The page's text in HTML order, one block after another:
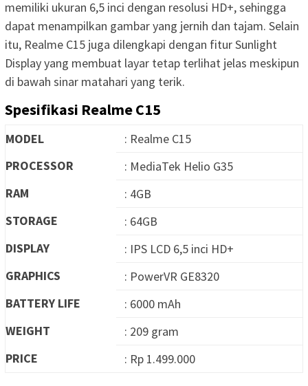
memiliki ukuran 6,5 inci dengan resolusi HD+, sehingga
dapat menampilkan gambar yang jernih dan tajam. Selain
itu, Realme C15 juga dilengkapi dengan fitur Sunlight
Display yang membuat layar tetap terlihat jelas meskipun
di bawah sinar matahari yang terik.
Spesifikasi Realme C15
MODEL
: Realme C15
PROCESSOR
: MediaTek Helio G35
RAM
: 4GB
STORAGE
: 64GB
DISPLAY
: IPS LCD 6,5 inci HD+
GRAPHICS
: PowerVR GE8320
BATTERY LIFE
: 6000 mAh
WEIGHT
: 209 gram
PRICE
: Rp 1.499.000